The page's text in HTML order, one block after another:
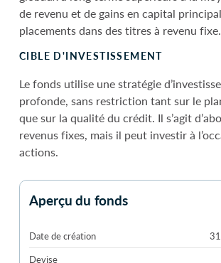
de revenu et de gains en capital
placements dans des titres à revenu fixe.
CIBLE D'INVESTISSEMENT
Le fonds utilise une stratégie
profonde, sans restriction tant sur le
que sur la qualité du crédit. Il s’agit
revenus fixes, mais il peut investir à
actions.
Aperçu du fonds
Date de création
Devise